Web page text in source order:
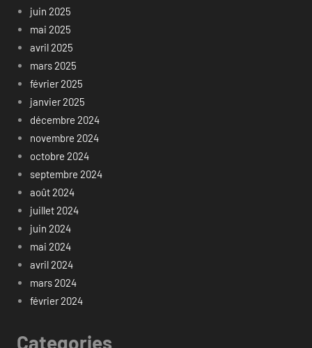
juin 2025
mai 2025
avril 2025
mars 2025
février 2025
janvier 2025
décembre 2024
novembre 2024
octobre 2024
septembre 2024
août 2024
juillet 2024
juin 2024
mai 2024
avril 2024
mars 2024
février 2024
Categories